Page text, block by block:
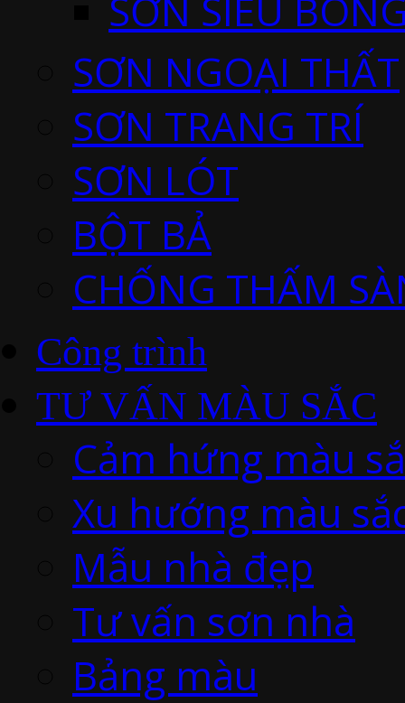
SƠN NGOẠI THẤT
SƠN TRANG TRÍ
SƠN LÓT
BỘT BẢ
CHỐNG THẤM
Công trình
TƯ VẤN MÀU SẮC
Cảm hứng màu
Xu hướng màu
Mẫu nhà đẹp
Tư vấn sơn nhà
Bảng màu